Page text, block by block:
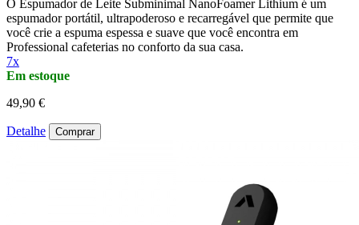
O Espumador de Leite Subminimal NanoFoamer Lithium é um
espumador portátil, ultrapoderoso e recarregável que permite que
você crie a espuma espessa e suave que você encontra em
Professional cafeterias no conforto da sua casa.
7x
Em estoque
49,90 €
Detalhe Comprar